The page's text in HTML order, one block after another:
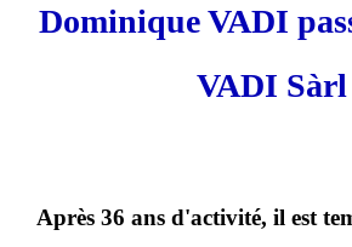
Dominique VADI
VADI Sàrl
Après 36 ans d'activité, il est